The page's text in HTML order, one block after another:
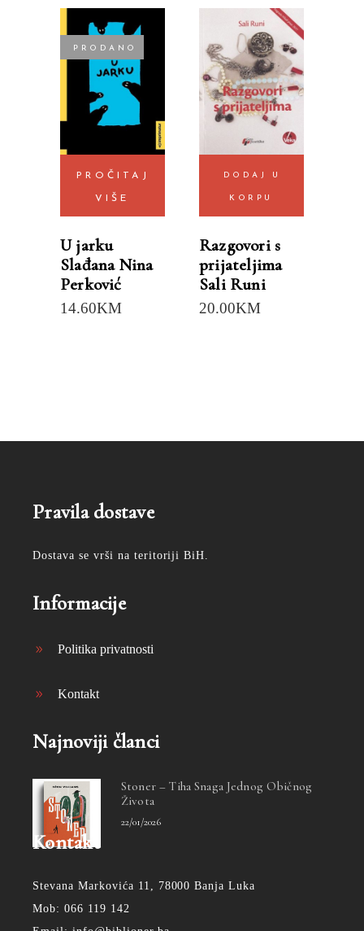
PRODANO
PROČITAJ
VIŠE
U jarku
Slađana Nina
Perković
14.60KM
DODAJ U
KORPU
Razgovori s
prijateljima
Sali Runi
20.00KM
Pravila dostave
Dostava se vrši na teritoriji BiH.
Informacije
Politika privatnosti
Kontakt
Najnoviji članci
Stoner – Tiha Snaga Jednog Običnog
Života
22/01/2026
Kontakt
Stevana Markovića 11, 78000 Banja Luka
Mob: 066 119 142